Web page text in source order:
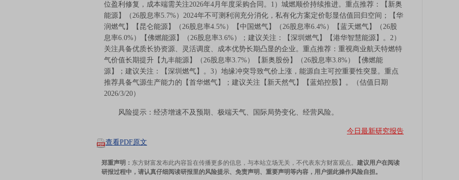
位盈利修复，成本端需关注2026年4月年度采购合同。1）城燃顺价持续推进。重点推荐：【新奥
能源】（26股息率5.7%）2024年不可测利润充分消化，私有化方案定价彰显估值回归空间；【华
润燃气】【昆仑能源】（26股息率4.5%）【中国燃气】（26股息率6.4%）【蓝天燃气】（26股
息率6.0%）【佛燃能源】（26股息率3.6%）；建议关注：【深圳燃气】【港华智慧能源】。2）
关注具备优质长协资源、灵活调度、成本优势长期凸显的企业。重点推荐：重视商业航天特燃特
气价值长期提升【九丰能源】（26股息率3.7%）【新奥股份】（26股息率3.8%）【佛燃能
源】；建议关注：【深圳燃气】。3）地缘冲突导致气价上涨，能源自主可控重要性突显。重点
推荐具备气源生产能力的【首华燃气】；建议关注【新天然气】【蓝焰控股】。（估值日期
2026/3/20）
风险提示：经济增速不及预期、极端天气、国际局势变化、经营风险。
今日最新研究报告
查看PDF原文
郑重声明： 东方财富发布此内容旨在传播更多的信息，与本站立场无关，不代表东方财富观点。 建议用户在阅读
研报过程中，请认真仔细阅读研报里的风险提示、免责声明、重要声明等内容，用户据此操作风险自担。